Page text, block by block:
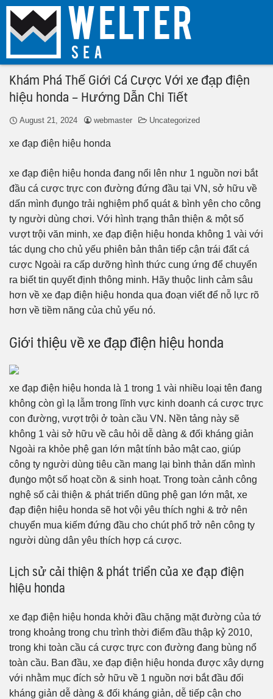
Khám Phá Thế Giới Cá Cược Với xe đạp điện
hiệu honda – Hướng Dẫn Chi Tiết
August 21, 2024 webmaster Uncategorized
xe đạp điện hiệu honda
xe đạp điện hiệu honda đang nổi lên như 1 nguồn nơi bắt
đầu cá cược trực con đường đứng đầu tại VN, sở hữu về
dấn mình đụng̀o trải nghiệm phổ quát & bình yên cho công
ty người dùng chơi. Với hình trạng thân thiện & một số
vượt trội văn minh, xe đạp điện hiệu honda không 1 vài với
tác dụng cho chủ yếu phiên bản thân tiếp cận trái đất cá
cược Ngoài ra cấp dưỡng hình thức cung ứng để chuyển
ra biết tin quyết định thông minh. Hãy thuộc linh cảm sâu
hơn về xe đạp điện hiệu honda qua đoạn viết để nỗ lực rõ
hơn về tiềm năng của chủ yếu nó.
Giới thiệu về xe đạp điện hiệu honda
xe đạp điện hiệu honda là 1 trong 1 vài nhiều loại tên đang
không còn gì lạ lẫm trong lĩnh vực kinh doanh cá cược trực
con đường, vượt trội ở toàn cầu VN. Nền tảng này sẽ
không 1 vài sở hữu về câu hỏi dễ dàng & đối kháng giản
Ngoài ra khỏe phệ gan lớn mật tính bảo mật cao, giúp
công ty người dùng tiêu cần mang lại bình thản dấn mình
đụng̀o một số hoạt cồn & sinh hoạt. Trong toàn cảnh công
nghệ số cải thiện & phát triển dũng phệ gan lớn mật, xe
đạp điện hiệu honda sẽ hot vội yêu thích nghi & trở nên
chuyển mua kiếm đứng đầu cho chút phổ trở nên công ty
người dùng dân yêu thích hợp cá cược.
Lịch sử cải thiện & phát triển của xe đạp điện
hiệu honda
xe đạp điện hiệu honda khởi đầu chặng mặt đường của tớ
trong khoảng trong chu trình thời điểm đầu thập kỷ 2010,
trong khi toàn cầu cá cược trực con đường đang bùng nổ
toàn cầu. Ban đầu, xe đạp điện hiệu honda được xây dựng
với nhằm mục đích sở hữu về 1 nguồn nơi bắt đầu đối
kháng giản dễ dàng & đối kháng giản, dễ tiếp cận cho